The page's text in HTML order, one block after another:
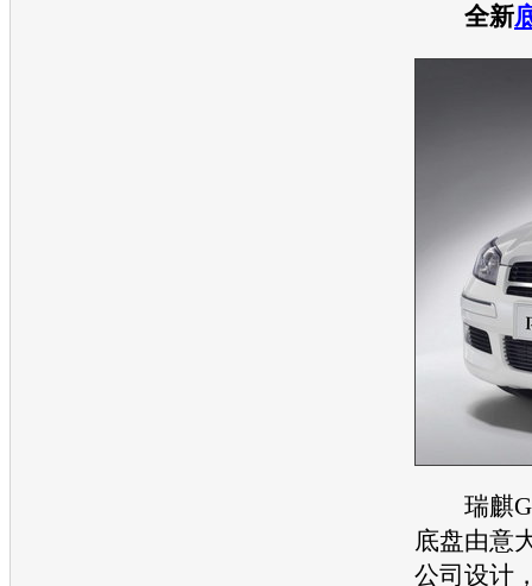
全新
瑞麒
底盘由意
公司设计